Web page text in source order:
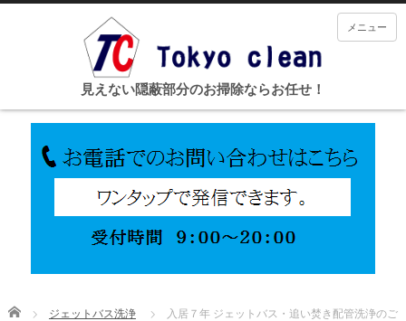
見えない隠蔽部分のお掃除ならお任せ！
メニュー
Home ジェットバス洗浄
入居７年 ジェットバス・追い焚き配管洗浄のご